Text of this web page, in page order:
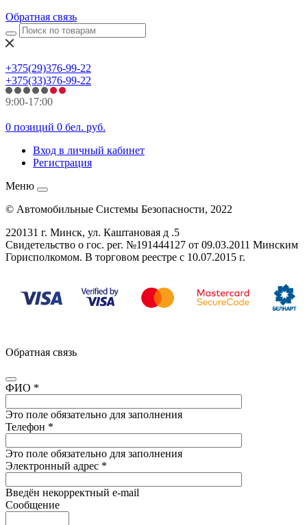
Обратная связь
+375(29)376-99-22
+375(33)376-99-22
9:00-17:00
0 позиций 0 бел. руб.
Вход в личный кабинет
Регистрация
Меню
© Автомобильные Системы Безопасности, 2022
220131 г. Минск, ул. Каштановая д .5
Свидетельство о гос. рег. №191444127 от 09.03.2011 Минским
Горисполкомом. В торговом реестре с 10.07.2015 г.
Обратная связь
ФИО *
Это поле обязательно для заполнения
Телефон *
Это поле обязательно для заполнения
Электронный адрес *
Введён некорректный e-mail
Сообщение